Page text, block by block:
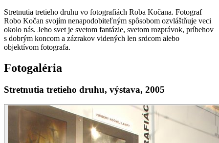
Stretnutia tretieho druhu vo fotografiách Roba Kočana. Fotograf
Robo Kočan svojím nenapodobiteľným spôsobom ozvláštňuje veci
okolo nás. Jeho svet je svetom fantázie, svetom rozprávok, príbehov
s dobrým koncom a zázrakov videných len srdcom alebo
objektívom fotografa.
Fotogaléria
Stretnutia tretieho druhu, výstava, 2005